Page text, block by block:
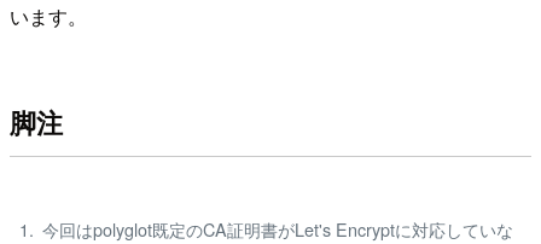
います。
脚注
今回はpolyglot既定のCA証明書がLet's Encryptに対応していな